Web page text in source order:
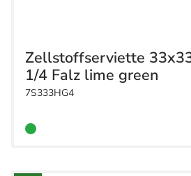
Zellstoffserviette
1/4 Falz lime green
7S333HG4